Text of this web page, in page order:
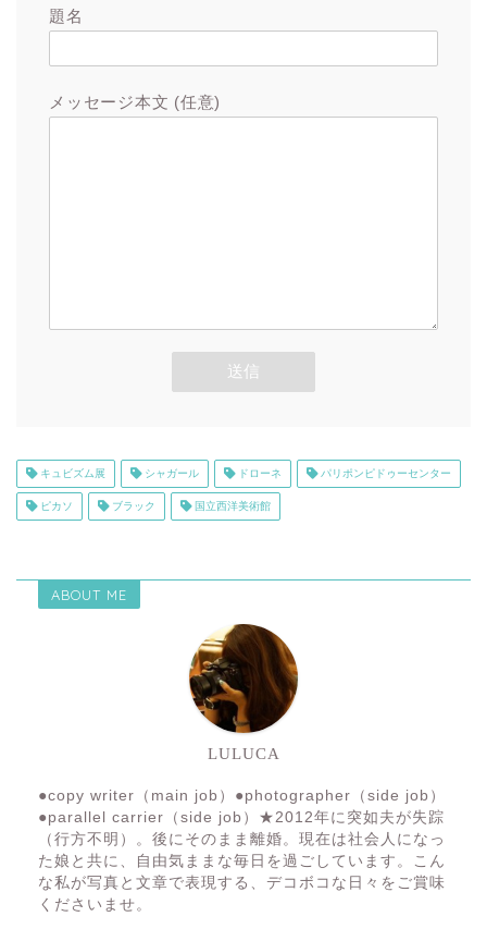
題名
メッセージ本文 (任意)
キュビズム展 シャガール ドローネ パリポンピドゥーセンター
ピカソ ブラック 国立西洋美術館
ABOUT ME
LULUCA
●copy writer（main job）●photographer（side job）
●parallel carrier（side job）★2012年に突如夫が失踪
（行方不明）。後にそのまま離婚。現在は社会人になっ
た娘と共に、自由気ままな毎日を過ごしています。こん
な私が写真と文章で表現する、デコボコな日々をご賞味
くださいませ。